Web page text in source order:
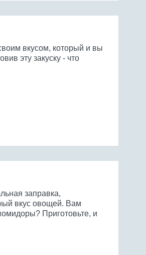
вкусом, который и вы
эту закуску - что
заправка,
вкус овощей. Вам
Приготовьте, и